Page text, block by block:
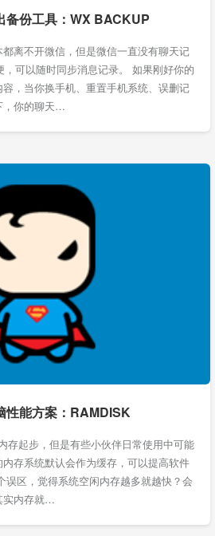
备份工具：WX BACKUP
离不开微信，但是微信一直没有聊天记
可以随时同步消息记录。 如果刚好你的
，当你换手机、重置手机系统、误删记
，你的聊天…
性能方案：RAMDISK
存起步，但是有些小伙伴日常使用中可能
存系统默认会作为缓存，可以提高软件
误区，觉得系统空闲内存越多就越快？会
实内存就…